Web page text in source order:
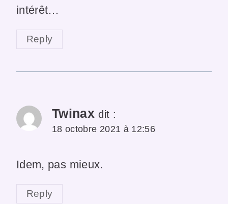
intérêt…
Reply
Twinax dit :
18 octobre 2021 à 12:56
Idem, pas mieux.
Reply